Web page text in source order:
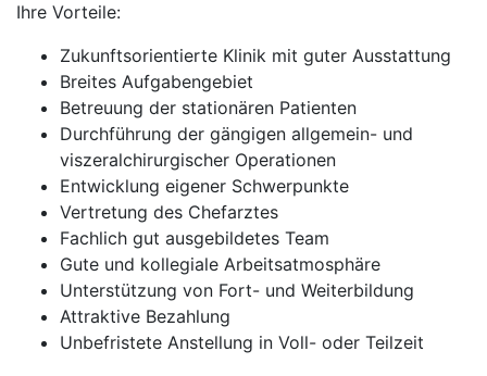
Ihre Vorteile:
Zukunftsorientierte Klinik mit guter Ausstattung
Breites Aufgabengebiet
Betreuung der stationären Patienten
Durchführung der gängigen allgemein- und
viszeralchirurgischer Operationen
Entwicklung eigener Schwerpunkte
Vertretung des Chefarztes
Fachlich gut ausgebildetes Team
Gute und kollegiale Arbeitsatmosphäre
Unterstützung von Fort- und Weiterbildung
Attraktive Bezahlung
Unbefristete Anstellung in Voll- oder Teilzeit